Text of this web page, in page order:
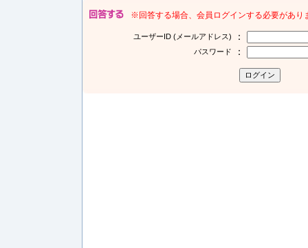
※回答する場合、会員ログインする必要があり
ユーザーID (メールアドレス) ：
パスワード ：